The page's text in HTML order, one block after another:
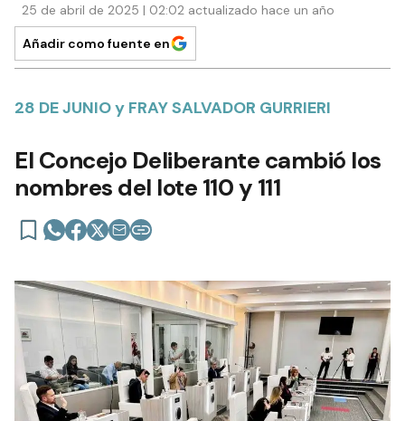
25 de abril de 2025 | 02:02 actualizado hace un año
Añadir como fuente en
28 DE JUNIO y FRAY SALVADOR GURRIERI
El Concejo Deliberante cambió los
nombres del lote 110 y 111